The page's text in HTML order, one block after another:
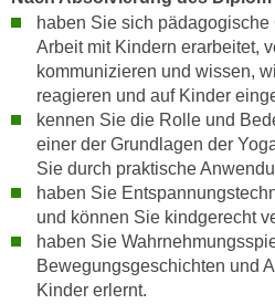
haben Sie sich
Arbeit mit Kindern erarbeitet,
kommunizieren und wissen,
reagieren und auf Kinder
kennen Sie die Rolle und
einer der Grundlagen der
Sie durch praktische
haben Sie
und können Sie kindgerecht
haben Sie
Bewegungsgeschichten und
Kinder erlernt.
t
e
c
t
e
n
a
g
n